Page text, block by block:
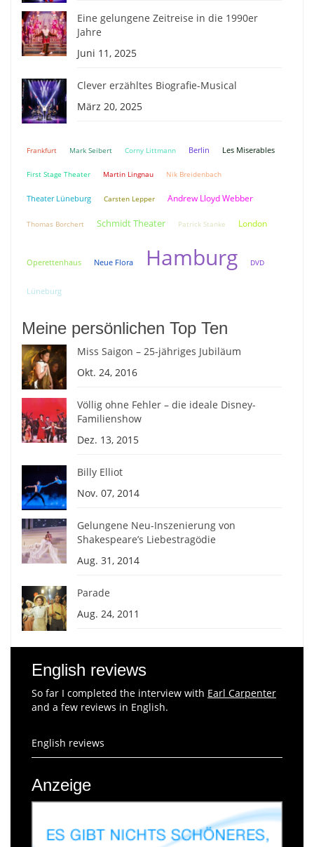
Eine gelungene Zeitreise in die 1990er
Jahre
Juni 11, 2025
Clever erzähltes Biografie-Musical
März 20, 2025
Frankfurt Mark Seibert Corny Littmann Berlin Les Miserables
First Stage Theater Martin Lingnau Nik Breidenbach
Theater Lüneburg Carsten Lepper Andrew Lloyd Webber
Thomas Borchert Schmidt Theater Patrick Stanke London
Operettenhaus Neue Flora Hamburg DVD
Lüneburg
Meine persönlichen Top Ten
Miss Saigon – 25-jähriges Jubiläum
Okt. 24, 2016
Völlig ohne Fehler – die ideale Disney-
Familienshow
Dez. 13, 2015
Billy Elliot
Nov. 07, 2014
Gelungene Neu-Inszenierung von
Shakespeare’s Liebestragödie
Aug. 31, 2014
Parade
Aug. 24, 2011
English reviews
So far I completed the interview with Earl Carpenter
and a few reviews in English.
English reviews
Anzeige